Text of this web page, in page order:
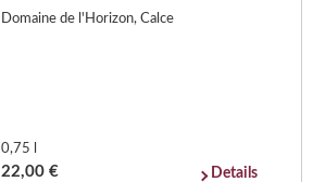
Domaine de l'Horizon, Calce
0,75 l
22,00 € Details